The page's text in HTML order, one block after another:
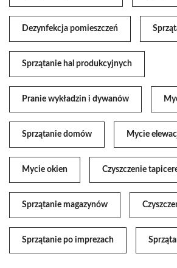
Dezynfekcja pomieszczeń
Sprzątanie hal produkcyjnych
Pranie wykładzin i dywanów
Sprzątanie domów Mycie
Mycie okien Czyszczenie
Sprzątanie magazynów
Sprzątanie po imprezach